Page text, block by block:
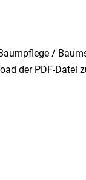
/
der PDF-Datei